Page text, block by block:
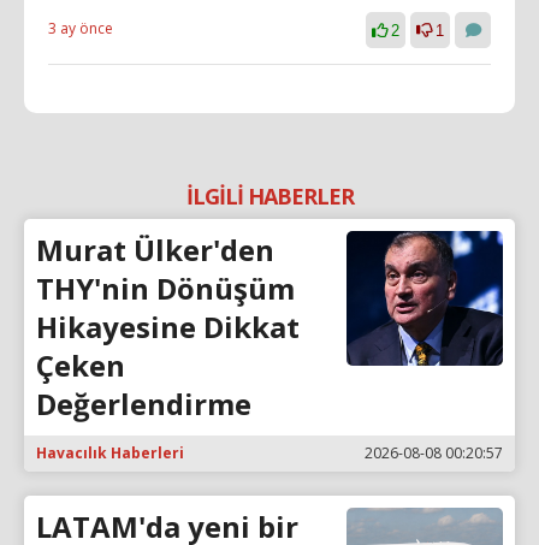
3 ay önce 2 1
İLGİLİ HABERLER
Murat Ülker'den
THY'nin Dönüşüm
Hikayesine Dikkat
Çeken
Değerlendirme
Havacılık Haberleri 2026-08-08 00:20:57
LATAM'da yeni bir